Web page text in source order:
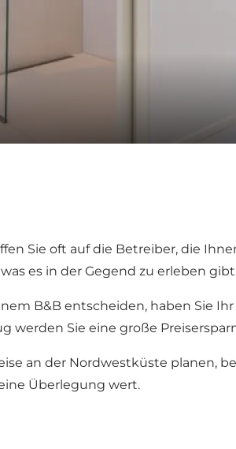
Sie oft auf die Betreiber, die
es in der Gegend zu erleben
B&B entscheiden, haben Sie
Sie eine große
an der Nordwestküste planen,
Überlegung wert.